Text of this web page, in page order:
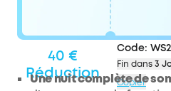
40 €
Réduction
Code:
Fin dans3
Copier
Une nuit complète de